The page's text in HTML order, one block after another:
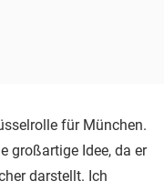
für München.
großartige Idee, da er
darstellt. Ich